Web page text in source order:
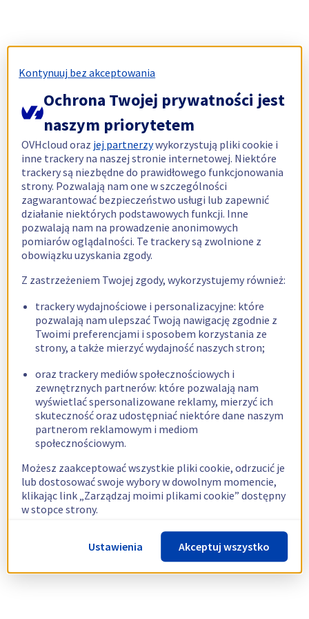
Kontynuuj bez akceptowania
Ochrona Twojej prywatności jest
naszym priorytetem
OVHcloud oraz jej partnerzywykorzystują pliki cookie i
inne trackery na naszej stronie internetowej. Niektóre
trackery są niezbędne do prawidłowego funkcjonowania
strony. Pozwalają nam one w szczególności
zagwarantować bezpieczeństwo usługi lub zapewnić
działanie niektórych podstawowych funkcji. Inne
pozwalają nam na prowadzenie anonimowych
pomiarów oglądalności. Te trackery są zwolnione z
obowiązku uzyskania zgody.
Z zastrzeżeniem Twojej zgody, wykorzystujemy również:
trackery wydajnościowe i personalizacyjne: które
pozwalają nam ulepszać Twoją nawigację zgodnie z
Twoimi preferencjami i sposobem korzystania ze
strony, a także mierzyć wydajność naszych stron;
oraz trackery mediów społecznościowych i
zewnętrznych partnerów: które pozwalają nam
wyświetlać spersonalizowane reklamy, mierzyć ich
skuteczność oraz udostępniać niektóre dane naszym
partnerom reklamowym i mediom
społecznościowym.
Możesz zaakceptować wszystkie pliki cookie, odrzucić je
lub dostosować swoje wybory w dowolnym momencie,
klikając link „Zarządzaj moimi plikami cookie” dostępny
w stopce strony.
Więcej informacji znajdziesz w naszejpolityce
dotyczącej wykorzystywania plików cookie.
Ustawienia Akceptuj wszystko